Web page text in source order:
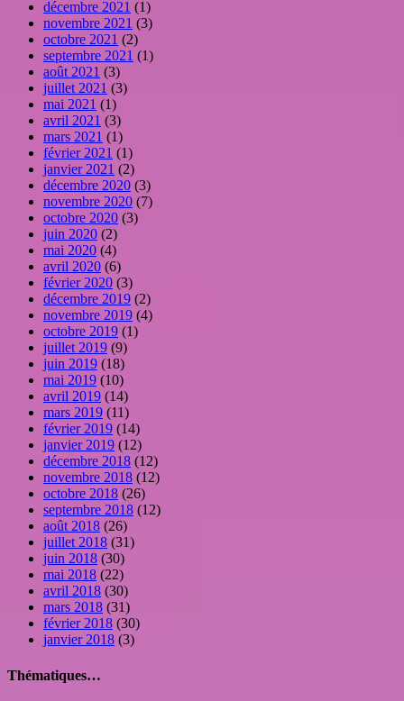
décembre 2021 (1)
novembre 2021 (3)
octobre 2021 (2)
septembre 2021 (1)
août 2021 (3)
juillet 2021 (3)
mai 2021 (1)
avril 2021 (3)
mars 2021 (1)
février 2021 (1)
janvier 2021 (2)
décembre 2020 (3)
novembre 2020 (7)
octobre 2020 (3)
juin 2020 (2)
mai 2020 (4)
avril 2020 (6)
février 2020 (3)
décembre 2019 (2)
novembre 2019 (4)
octobre 2019 (1)
juillet 2019 (9)
juin 2019 (18)
mai 2019 (10)
avril 2019 (14)
mars 2019 (11)
février 2019 (14)
janvier 2019 (12)
décembre 2018 (12)
novembre 2018 (12)
octobre 2018 (26)
septembre 2018 (12)
août 2018 (26)
juillet 2018 (31)
juin 2018 (30)
mai 2018 (22)
avril 2018 (30)
mars 2018 (31)
février 2018 (30)
janvier 2018 (3)
Thématiques…